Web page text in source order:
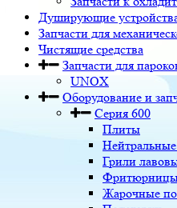
Душирующие
Запчасти для
Чистящие средства
Запчасти для
UNOX
Оборудование и
Серия 600
Плиты
Грили
Жарочные